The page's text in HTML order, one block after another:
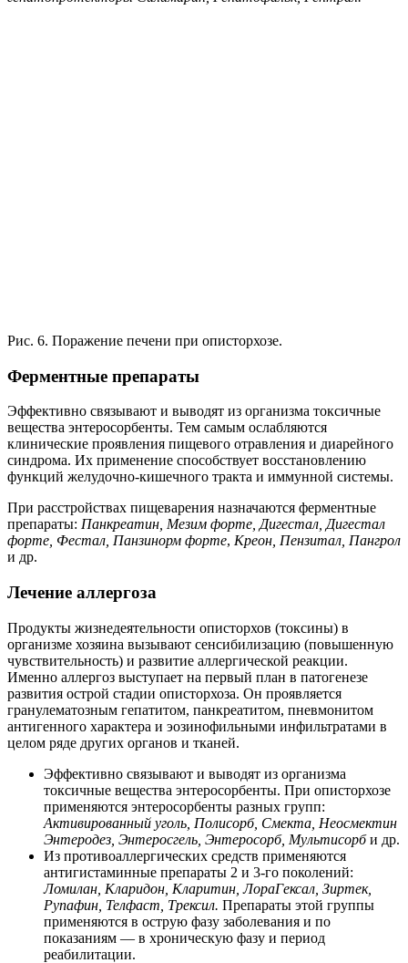
Рис. 6. Поражение печени при описторхозе.
Ферментные препараты
Эффективно связывают и выводят из организма токсичные
вещества энтеросорбенты. Тем самым ослабляются
клинические проявления пищевого отравления и диарейного
синдрома. Их применение способствует восстановлению
функций желудочно-кишечного тракта и иммунной системы.
При расстройствах пищеварения назначаются ферментные
препараты: Панкреатин, Мезим форте, Дигестал, Дигестал
форте, Фестал, Панзинорм форте, Креон, Пензитал, Пангрол
и др.
Лечение аллергоза
Продукты жизнедеятельности описторхов (токсины) в
организме хозяина вызывают сенсибилизацию (повышенную
чувствительность) и развитие аллергической реакции.
Именно аллергоз выступает на первый план в патогенезе
развития острой стадии описторхоза. Он проявляется
гранулематозным гепатитом, панкреатитом, пневмонитом
антигенного характера и эозинофильными инфильтратами в
целом ряде других органов и тканей.
Эффективно связывают и выводят из организма
токсичные вещества энтеросорбенты. При описторхозе
применяются энтеросорбенты разных групп:
Активированный уголь, Полисорб, Смекта, Неосмектин
Энтеродез, Энтеросгель, Энтеросорб, Мультисорби др.
Из противоаллергических средств применяются
антигистаминные препараты 2 и 3-го поколений:
Ломилан, Кларидон, Кларитин, ЛораГексал, Зиртек,
Рупафин, Телфаст, Трексил. Препараты этой группы
применяются в острую фазу заболевания и по
показаниям — в хроническую фазу и период
реабилитации.